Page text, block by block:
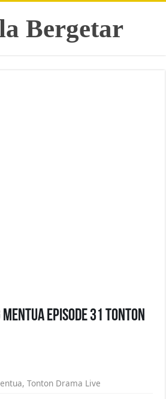
Bergetar
Mentua Episode 31 Tonton
,Tonton Drama Live